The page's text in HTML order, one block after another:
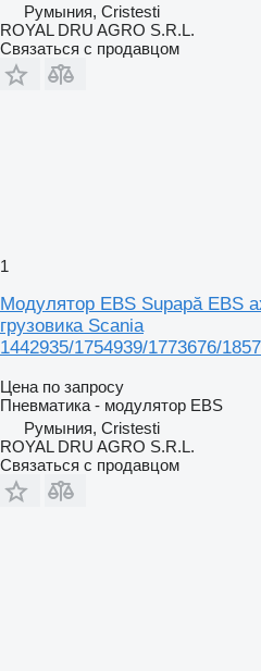
Румыния, Cristesti
ROYAL DRU AGRO S.R.L.
Связаться с продавцом
1
Модулятор EBS Supapă EBS
грузовика Scania
1442935/1754939/1773676/
Цена по запросу
Пневматика - модулятор EBS
Румыния, Cristesti
ROYAL DRU AGRO S.R.L.
Связаться с продавцом